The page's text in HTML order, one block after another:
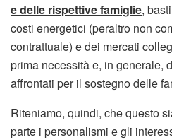
e delle rispettive famiglie,
costi energetici (peraltro non
contrattuale) e dei mercati
prima necessità e, in generale,
affrontati per il sostegno delle
Riteniamo, quindi, che questo
parte i personalismi e gli